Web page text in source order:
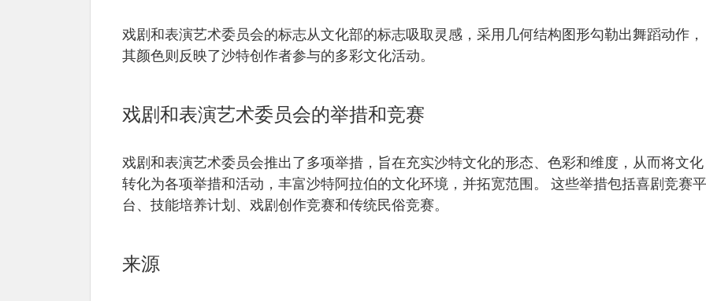
戏剧和表演艺术委员会的标志从文化部的标志吸取灵感，采用几何结构图形勾勒出舞蹈动作，
其颜色则反映了沙特创作者参与的多彩文化活动。
戏剧和表演艺术委员会的举措和竞赛
戏剧和表演艺术委员会推出了多项举措，旨在充实沙特文化的形态、色彩和维度，从而将文化
转化为各项举措和活动，丰富沙特阿拉伯的文化环境，并拓宽范围。 这些举措包括喜剧竞赛平
台、技能培养计划、戏剧创作竞赛和传统民俗竞赛。
来源